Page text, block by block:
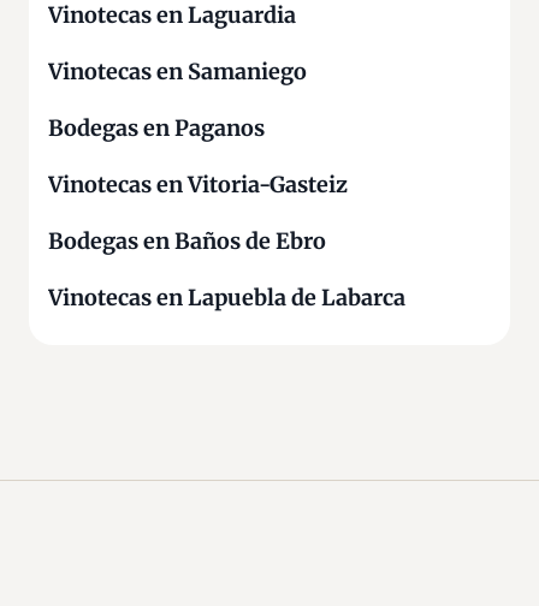
Vinotecas en Laguardia
Vinotecas en Samaniego
Bodegas en Paganos
Vinotecas en Vitoria-Gasteiz
Bodegas en Baños de Ebro
Vinotecas en Lapuebla de Labarca